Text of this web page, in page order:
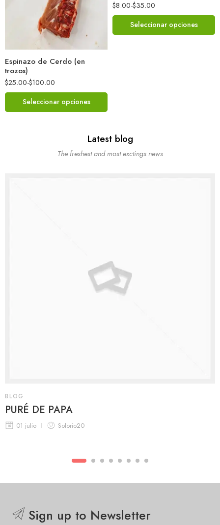
Espinazo de Cerdo (en
trozos)
$25.00-$100.00
Seleccionar opciones
$8.00-$35.00
Seleccionar opciones
Latest blog
The freshest and most exctings news
BLOG
PURÉ DE PAPA
01 julio Solorio20
Sign up to Newsletter